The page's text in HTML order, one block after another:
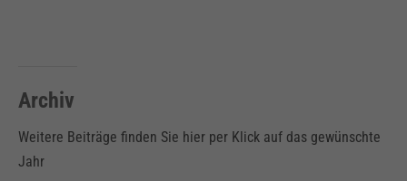
Archiv
Weitere Beiträge finden Sie hier per Klick auf das gewünschte
Jahr